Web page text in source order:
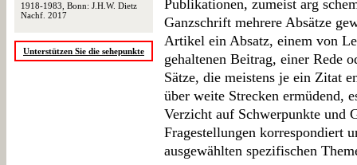
1918-1983, Bonn: J.H.W. Dietz
Nachf. 2017
Unterstützen Sie die sehepunkte
Publikationen, zumeist arg
Ganzschrift mehrere Absätze
Artikel ein Absatz, einem von
gehaltenen Beitrag, einer Rede
Sätze, die meistens je ein Zitat
über weite Strecken ermüdend,
Verzicht auf Schwerpunkte und
Fragestellungen korrespondiert
ausgewählten spezifischen